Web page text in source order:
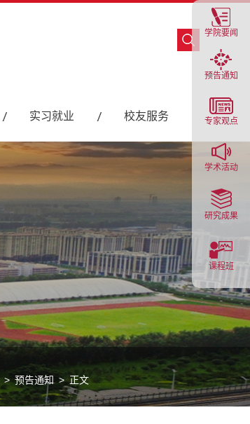
学院要闻
预告通知
专家观点
学术活动
研究成果
课程班
实习就业 校友服务
> 预告通知 > 正文